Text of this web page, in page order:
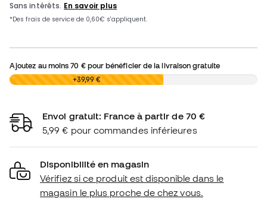
Ajoutez au moins70 €pour bénéficier de la livraison gratuite
0,00 € +39,99 €
Envoi gratuit: France à partir de 70 €
5,99 € pour commandes inférieures
Disponibilité en magasin
Vérifiez si ce produit est disponible dans le
magasin le plus proche de chez vous.